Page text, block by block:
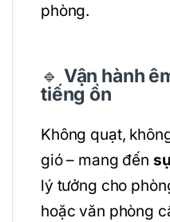
phòng.
🔹 Vận hành
tiếng ồn
Không quạt,
gió – mang đến
lý tưởng cho
hoặc văn phòng